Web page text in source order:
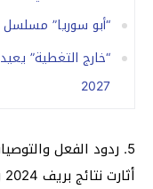
“أبو سوريا”
“خارج التغطية”
2027
5. ردود الفعل والتوصيات